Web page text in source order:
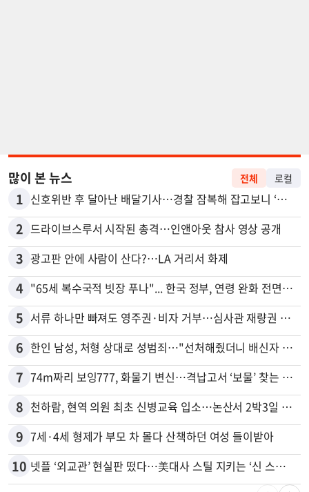
많이 본 뉴스 전체 로컬
1 신호위반 후 달아난 배달기사…경찰 잠복해 잡고보니 ‘반전’
2 드라이브스루서 시작된 총격…인앤아웃 참사 영상 공개
3 광고판 안에 사람이 산다?…LA 거리서 화제
4 "65세 복수국적 빗장 푸나"... 한국 정부, 연령 완화 전면 추진
5 서류 하나만 빠져도 영주권·비자 거부…심사관 재량권 대폭 확대
6 한인 남성, 처형 상대로 성범죄…"선처해줬더니 배신자 취급"
7 74m짜리 보잉777, 화물기 변신…격납고서 ‘보물’ 찾는 인천공항
8 천하람, 현역 의원 최초 신병교육 입소…논산서 2박3일 생활
9 7세·4세 형제가 부모 차 몰다 산책하던 여성 들이받아
10 넷플 ‘외교관’ 현실판 떴다…美대사 스틸 지키는 ‘신 스틸러’